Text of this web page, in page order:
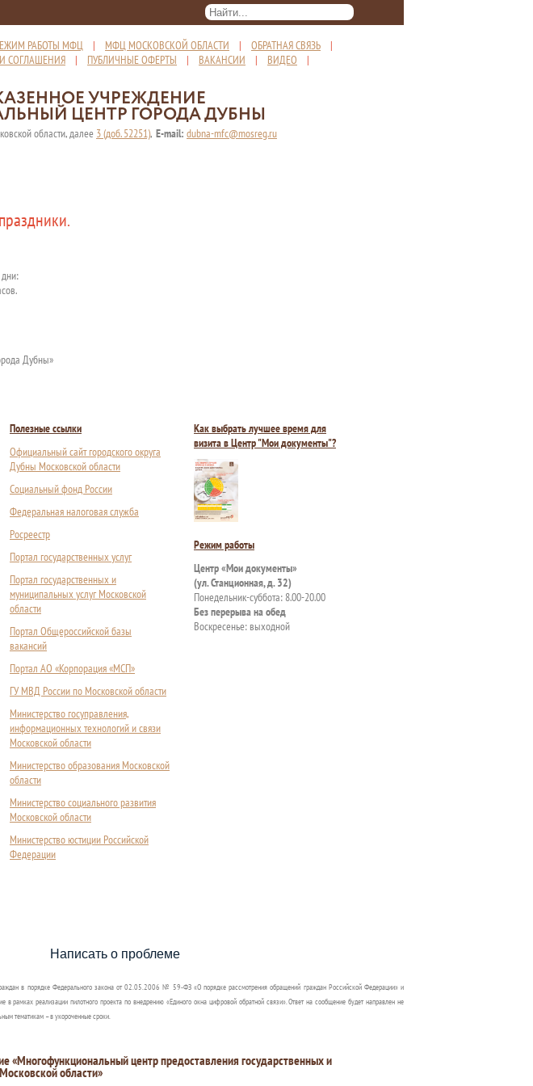
РАБОТЫ МФЦ | МФЦ МОСКОВСКОЙ ОБЛАСТИ | ОБРАТНАЯ СВЯЗЬ |
СОГЛАШЕНИЯ | ПУБЛИЧНЫЕ ОФЕРТЫ | ВАКАНСИИ | ВИДЕО |
УЧРЕЖДЕНИЕ
ЦЕНТР ГОРОДА ДУБНЫ
области, далее 3 (доб. 52251), E-mail: dubna-mfc@mosreg.ru
Дубны»
Полезные ссылки
Официальный сайт городского округа
Дубны Московской области
Социальный фонд России
Федеральная налоговая служба
Росреестр
Портал государственных услуг
Портал государственных и
муниципальных услуг Московской
области
Портал Общероссийской базы
вакансий
Портал АО «Корпорация «МСП»
ГУ МВД России по Московской области
Министерство госуправления,
информационных технологий и связи
Московской области
Министерство образования Московской
области
Министерство социального развития
Московской области
Министерство юстиции Российской
Федерации
Как выбрать лучшее время для
визита в Центр "Мои документы"?
Режим работы
Центр «Мои документы»
(ул. Станционная, д. 32)
Понедельник-суббота: 8.00-20.00
Без перерыва на обед
Воскресенье: выходной
выплаты или пособия?
Написать о проблеме
в порядке Федерального закона от 02.05.2006 № 59-ФЗ «О порядке рассмотрения обращений граждан Российской Федерации» и
в рамках реализации пилотного проекта по внедрению «Единого окна цифровой обратной связи». Ответ на сообщение будет направлен не
тематикам – в укороченные сроки.
«Многофункциональный центр предоставления государственных и
области»